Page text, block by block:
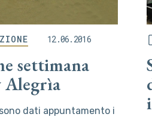
12.06.2016
settimana
Alegrìa
dati appuntamento i